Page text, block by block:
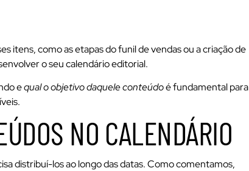
itens, como as etapas do funil de vendas ou a criação de
o seu calendário editorial.
equal o objetivo daquele conteúdoé fundamental para
NO CALENDÁRIO
distribuí-los ao longo das datas. Como comentamos,